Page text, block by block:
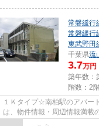
常磐緩行
常磐緩行
東武野田
千葉県流
3.7万円
築年数：
階数：2
１Ｋタイプ☆南柏駅のアパー
は、物件情報・周辺情報満載